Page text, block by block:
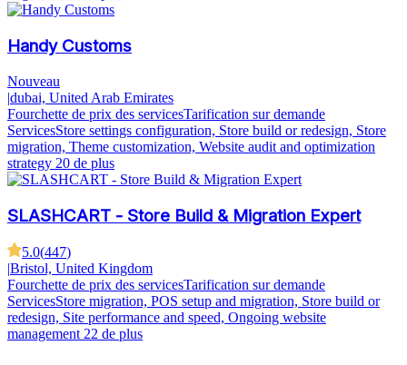
Handy Customs
Nouveau
|dubai, United Arab Emirates
Fourchette de prix des servicesTarification sur demande
ServicesStore settings configuration, Store build or redesign, Store
migration, Theme customization, Website audit and optimization
strategy 20 de plus
SLASHCART - Store Build & Migration Expert
5.0(447)
|Bristol, United Kingdom
Fourchette de prix des servicesTarification sur demande
ServicesStore migration, POS setup and migration, Store build or
redesign, Site performance and speed, Ongoing website
management 22 de plus